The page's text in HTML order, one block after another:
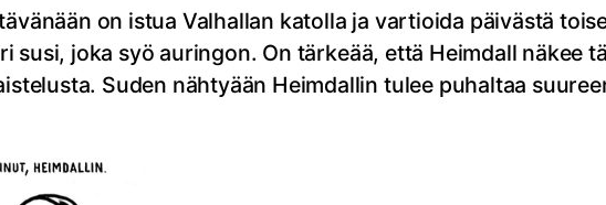
on istua Valhallan katolla ja vartioida päivästä
susi, joka syö auringon. On tärkeää, että Heimdall näkee
Suden nähtyään Heimdallin tulee puhaltaa